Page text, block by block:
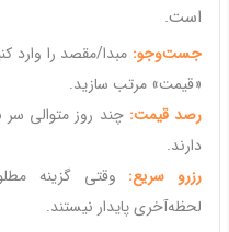
است.
جست‌وجو: مبدا/مقصد را وارد
«قیمت» مرتب سازید.
رصد قیمت: چند روز متوالی سر
دارند.
رزرو سریع: وقتی گزینه
لحظه‌آخری پایدار نیستند.